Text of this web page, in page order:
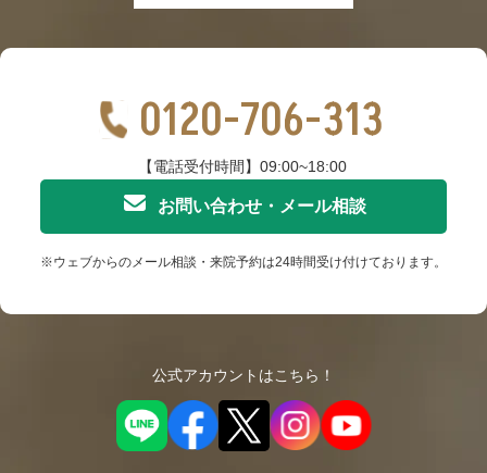
0120-706-313
【電話受付時間】09:00~18:00
お問い合わせ・メール相談
※ウェブからのメール相談・来院予約は24時間受け付けております。
公式アカウントはこちら！